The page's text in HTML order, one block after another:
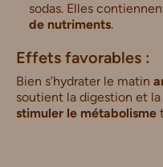
sodas. Elles
de nutriments.
Effets favorables :
Bien s’hydrater le matin
soutient la digestion et
stimuler le métabolisme